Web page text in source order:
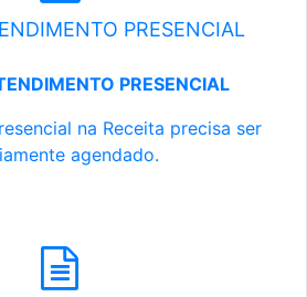
PRESENCIAL
PRESENCIAL
na Receita precisa ser
agendado.